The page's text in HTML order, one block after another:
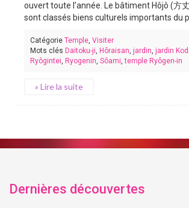
ouvert toute l’année. Le bâtiment Hôjô (方
sont classés biens culturels importants du
Catégorie Temple, Visiter
Mots clés Daitoku-ji, Hôraisan, jardin, jardin
Ryôgintei, Ryogenin, Sôami,temple Ryôgen-in
» Lire la suite
Dernières découvertes